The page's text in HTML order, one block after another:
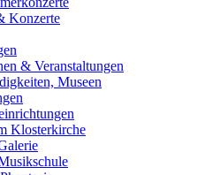
Konzerte
& Veranstaltungen
Museen
Klosterkirche